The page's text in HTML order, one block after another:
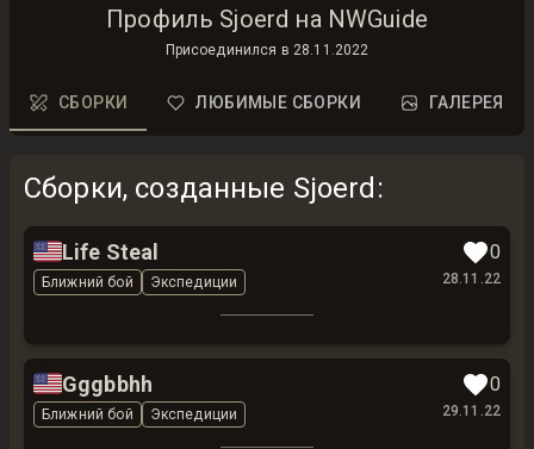
Профиль Sjoerd на NWGuide
Присоединился в 28.11.2022
СБОРКИ ЛЮБИМЫЕ СБОРКИ ГАЛЕРЕЯ
Сборки, созданные Sjoerd :
🇺🇸Life Steal 0
Ближний бой Экспедиции 28.11.22
🇺🇸Gggbbhh 0
Ближний бой Экспедиции 29.11.22